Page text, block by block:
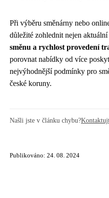
Při výběru směnárny nebo
důležité zohlednit nejen
směnu a rychlost provedení
porovnat nabídky od více
nejvýhodnější podmínky pro
české koruny.
Našli jste v článku chybu?
Publikováno: 24. 08. 2024